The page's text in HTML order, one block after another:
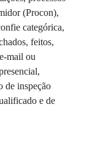
(Procon),
categórica,
feitos,
mail ou
de inspeção
e de